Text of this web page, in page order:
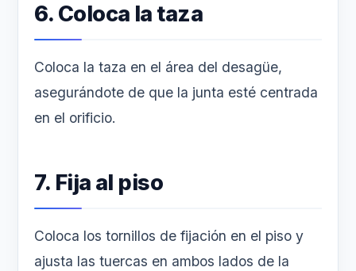
6. Coloca la taza
Coloca la taza en el área del desagüe,
asegurándote de que la junta esté centrada
en el orificio.
7. Fija al piso
Coloca los tornillos de fijación en el piso y
ajusta las tuercas en ambos lados de la